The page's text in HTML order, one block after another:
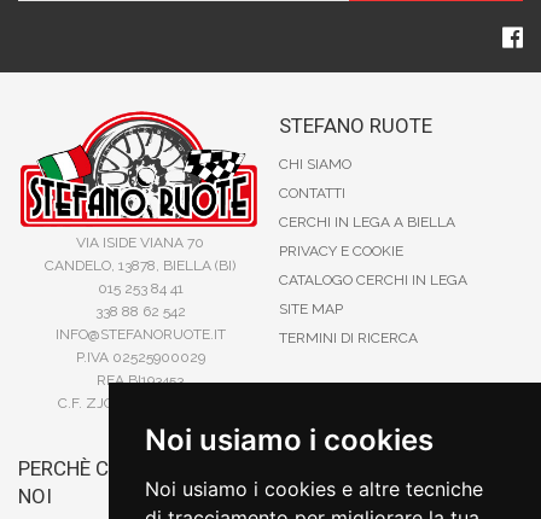
Noi usiamo i cookies
Noi usiamo i cookies e altre tecniche
VIA ISIDE VIANA 70
CANDELO, 13878, BIELLA (BI)
015 253 84 41
338 88 62 542
INFO@STEFANORUOTE.IT
P.IVA 02525900029
REA BI193453
C.F. ZJOSFN73H14A859X
STEFANO RUOTE
CHI SIAMO
CONTATTI
CERCHI IN LEGA A BIELLA
PRIVACY E COOKIE
CATALOGO CERCHI IN LEGA
SITE MAP
TERMINI DI RICERCA
PERCHÈ COMPRARE DA
NOI
CARTA DI CREDITO